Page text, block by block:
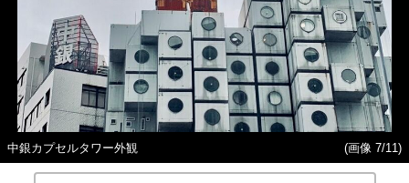
中銀カプセルタワー外観 (画像 7/11)